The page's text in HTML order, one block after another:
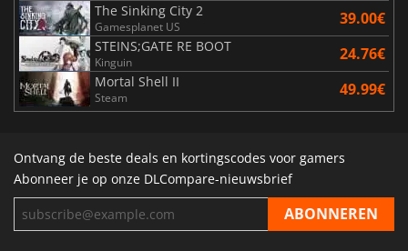
The Sinking City 2
Gamesplanet US 39.00€
STEINS;GATE RE BOOT
Kinguin 24.76€
Mortal Shell II
Steam 49.99€
Ontvang de beste deals en kortingscodes voor gamers
Abonneer je op onze DLCompare-nieuwsbrief